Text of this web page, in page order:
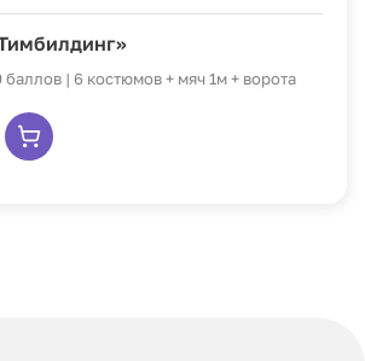
баллов | 6 костюмов + мяч 1м + ворота